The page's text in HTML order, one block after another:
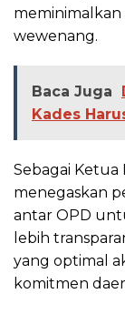
wewenang.
Baca Juga
Kades
Sebagai Ketua
menegaskan
antar OPD
lebih
yang optimal
komitmen